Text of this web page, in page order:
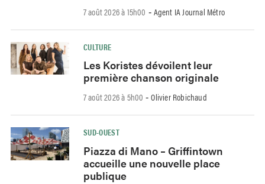
7 août 2026 à 15h00 - Agent IA Journal Métro
CULTURE
Les Koristes dévoilent leur
première chanson originale
7 août 2026 à 5h00 -Olivier Robichaud
SUD-OUEST
Piazza di Mano – Griffintown
accueille une nouvelle place
publique